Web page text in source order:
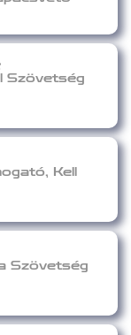
Szövetség
Kell
Szövetség